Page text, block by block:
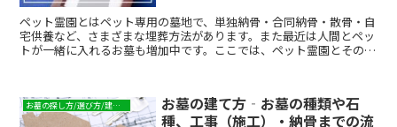
ペット霊園とはペット専用の墓地で、単独納骨・合同納骨・散骨・自
宅供養など、さまざまな埋葬方法があります。また最近は人間とペッ
トが一緒に入れるお墓も増加中です。ここでは、ペット霊園とその埋
お墓の探し方/選び方/建て方
お墓の建て方‐お墓の種類や石
種、工事（施工）・納骨までの流